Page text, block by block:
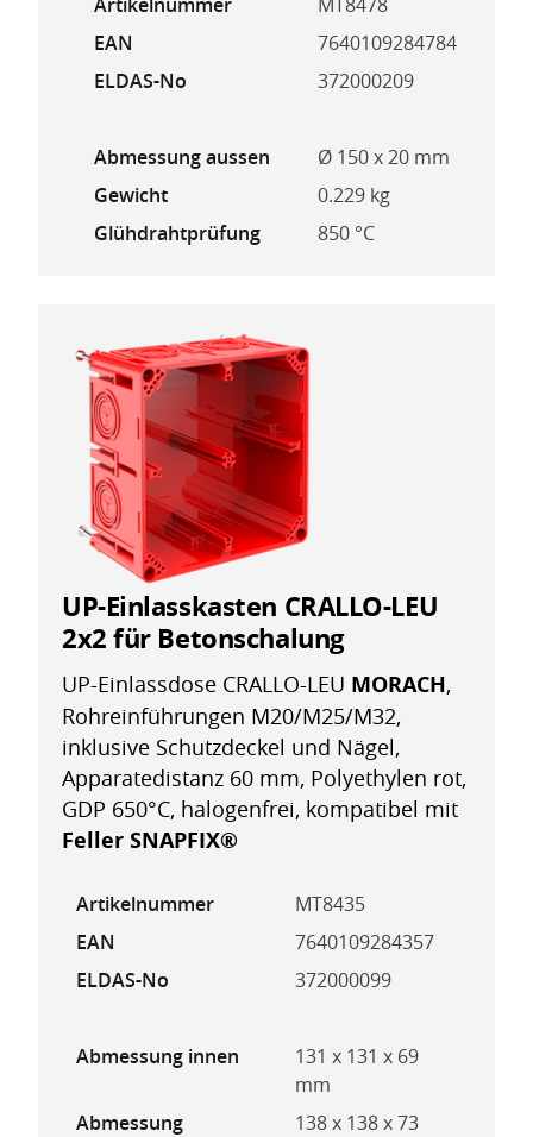
EAN
7640109284784
ELDAS-No
372000209
Abmessung aussen
Ø 150 x 20 mm
Gewicht
0.229 kg
Glühdrahtprüfung
850 °C
UP-Einlasskasten CRALLO-LEU
2x2 für Betonschalung
UP-Einlassdose CRALLO-LEU MORACH,
Rohreinführungen M20/M25/M32,
inklusive Schutzdeckel und Nägel,
Apparatedistanz 60 mm, Polyethylen rot,
GDP 650°C, halogenfrei, kompatibel mit
Feller SNAPFIX®
Artikelnummer
MT8435
EAN
7640109284357
ELDAS-No
372000099
Abmessung innen
131 x 131 x 69
mm
Abmessung
138 x 138 x 73